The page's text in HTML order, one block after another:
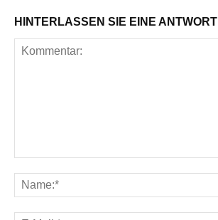
HINTERLASSEN SIE EINE ANTWORT